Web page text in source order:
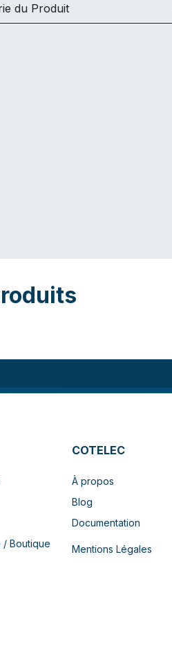
du Produit
/ Boutique
COTELEC
À propos
Blog
Documentation
Mentions Légales